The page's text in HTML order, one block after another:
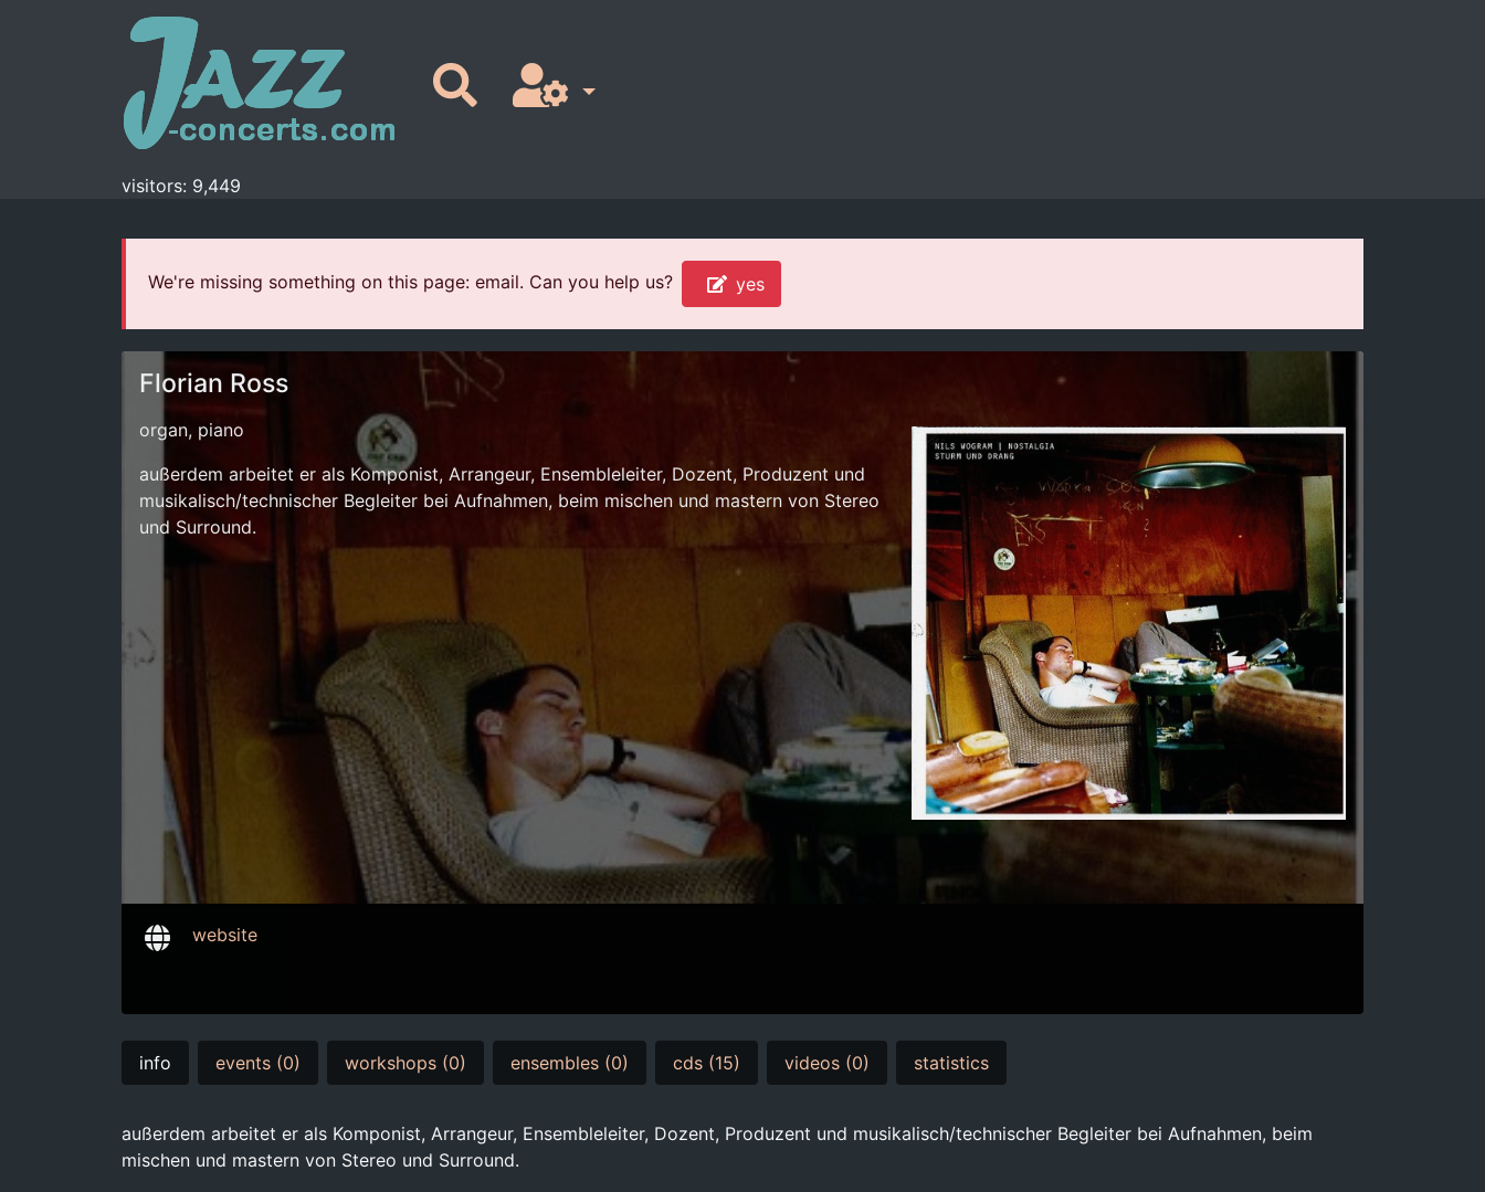
visitors: 9,449
We're missing something on this page: email. Can you help us? yes
Florian Ross
organ, piano
außerdem arbeitet er als Komponist, Arrangeur, Ensembleleiter, Dozent, Produzent und
musikalisch/technischer Begleiter bei Aufnahmen, beim mischen und mastern von Stereo
und Surround.
website
info events (0) workshops (0) ensembles (0) cds (15) videos (0) statistics
außerdem arbeitet er als Komponist, Arrangeur, Ensembleleiter, Dozent, Produzent und musikalisch/technischer Begleiter bei Aufnahmen, beim
mischen und mastern von Stereo und Surround.